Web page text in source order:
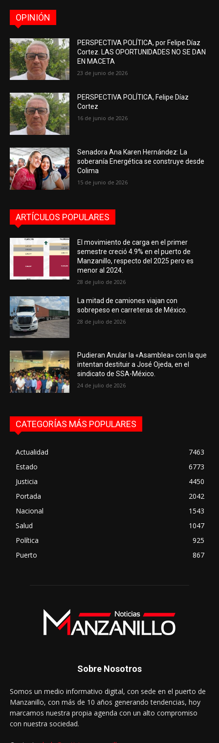
OPINIÓN
PERSPECTIVA POLÍTICA, por Felipe Díaz
Cortez. LAS OPORTUNIDADES NO SE DAN
EN MACETA
23 de junio de 2026
PERSPECTIVA POLÍTICA, Felipe Díaz
Cortez
16 de junio de 2026
Senadora Ana Karen Hernández: La
soberanía Energética se construye desde
Colima
15 de junio de 2026
ARTÍCULOS POPULARES
El movimiento de carga en el primer
semestre creció 4.9% en el puerto de
Manzanillo, respecto del 2025 pero es
menor al 2024.
28 de julio de 2026
La mitad de camiones viajan con
sobrepeso en carreteras de México.
28 de julio de 2026
Pudieran Anular la «Asamblea» con la que
intentan destituir a José Ojeda, en el
sindicato de SSA-México.
24 de julio de 2026
CATEGORÍAS MÁS POPULARES
Actualidad
7463
Estado
6773
Justicia
4450
Portada
2042
Nacional
1543
Salud
1047
Política
925
Puerto
867
Sobre Nosotros
Somos un medio informativo digital, con sede en el puerto de
Manzanillo, con más de 10 años generando tendencias, hoy
marcamos nuestra propia agenda con un alto compromiso
con nuestra sociedad.